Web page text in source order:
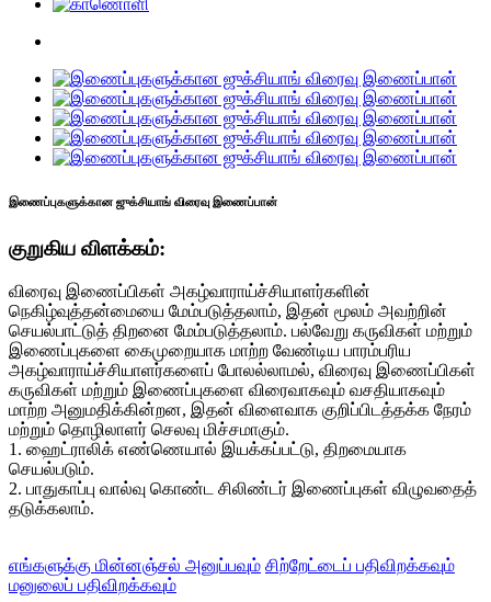
இணைப்புகளுக்கான ஜுக்சியாங் விரைவு இணைப்பான்
குறுகிய விளக்கம்:
விரைவு இணைப்பிகள் அகழ்வாராய்ச்சியாளர்களின்
நெகிழ்வுத்தன்மையை மேம்படுத்தலாம், இதன் மூலம் அவற்றின்
செயல்பாட்டுத் திறனை மேம்படுத்தலாம். பல்வேறு கருவிகள் மற்றும்
இணைப்புகளை கைமுறையாக மாற்ற வேண்டிய பாரம்பரிய
அகழ்வாராய்ச்சியாளர்களைப் போலல்லாமல், விரைவு இணைப்பிகள்
கருவிகள் மற்றும் இணைப்புகளை விரைவாகவும் வசதியாகவும்
மாற்ற அனுமதிக்கின்றன, இதன் விளைவாக குறிப்பிடத்தக்க நேரம்
மற்றும் தொழிலாளர் செலவு மிச்சமாகும்.
1. ஹைட்ராலிக் எண்ணெயால் இயக்கப்பட்டு, திறமையாக
செயல்படும்.
2. பாதுகாப்பு வால்வு கொண்ட சிலிண்டர் இணைப்புகள் விழுவதைத்
தடுக்கலாம்.
எங்களுக்கு மின்னஞ்சல் அனுப்பவும் சிற்றேட்டைப் பதிவிறக்கவும்
மனுலைப் பதிவிறக்கவும்